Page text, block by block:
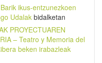
ikus-entzunezkoen
Udalak bidalketan
PROYECTUAREN
– Teatro y Memoria del
beken irabazleak